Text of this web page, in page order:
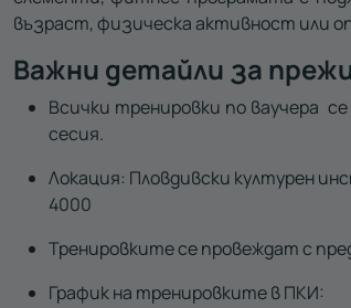
възраст, физическа активност или
Важни детайли за
Всички тренировки по ваучера
сесия.
Локация: Пловдивски културен
4000
Тренировките се провеждат с
График на тренировките в ПКИ: